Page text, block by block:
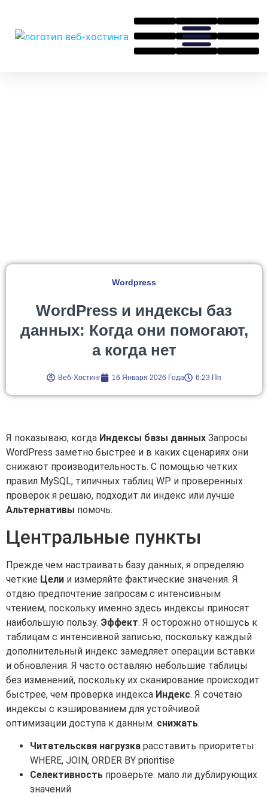
Wordpress
WordPress и индексы баз
данных: Когда они помогают,
а когда нет
Веб-Хостинг 16 Января 2026 Года 6:23 Пп
Я показываю, когда Индексы базы данных Запросы
WordPress заметно быстрее и в каких сценариях они
снижают производительность. С помощью четких
правил MySQL, типичных таблиц WP и проверенных
проверок я решаю, подходит ли индекс или лучше
Альтернативы помочь.
Центральные пункты
Прежде чем настраивать базу данных, я определяю
четкие Цели и измеряйте фактические значения. Я
отдаю предпочтение запросам с интенсивным
чтением, поскольку именно здесь индексы приносят
наибольшую пользу. Эффект. Я осторожно отношусь к
таблицам с интенсивной записью, поскольку каждый
дополнительный индекс замедляет операции вставки
и обновления. Я часто оставляю небольшие таблицы
без изменений, поскольку их сканирование происходит
быстрее, чем проверка индекса Индекс. Я сочетаю
индексы с кэшированием для устойчивой
оптимизации доступа к данным. снижать.
Читательская нагрузка расставить приоритеты:
WHERE, JOIN, ORDER BY prioritise
Селективность проверьте: мало ли дублирующих
значений